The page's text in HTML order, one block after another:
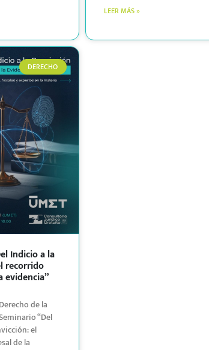
LEER MÁS »
DERECHO
Indicio a la
recorrido
evidencia”
de la
“Del
el
de la